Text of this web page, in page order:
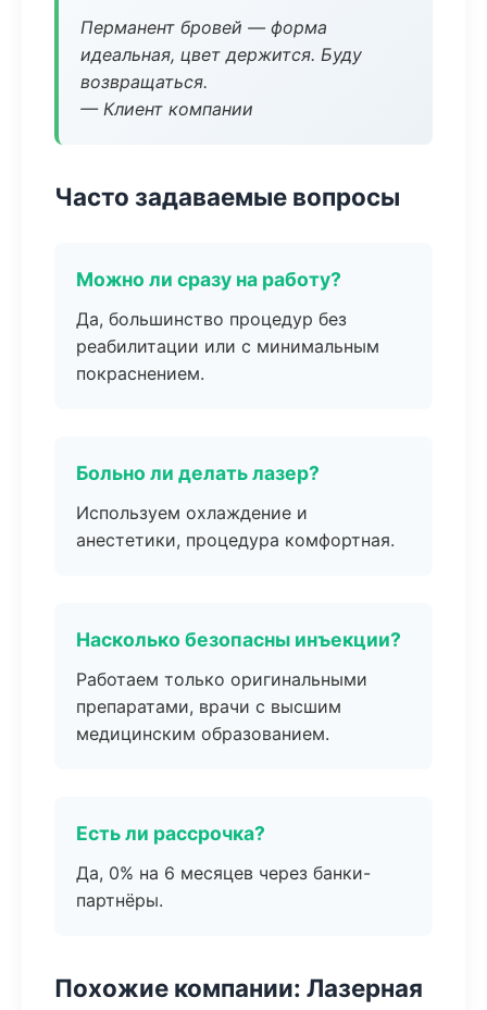
Перманент бровей — форма
идеальная, цвет держится. Буду
возвращаться.
— Клиент компании
Часто задаваемые вопросы
Можно ли сразу на работу?
Да, большинство процедур без
реабилитации или с минимальным
покраснением.
Больно ли делать лазер?
Используем охлаждение и
анестетики, процедура комфортная.
Насколько безопасны инъекции?
Работаем только оригинальными
препаратами, врачи с высшим
медицинским образованием.
Есть ли рассрочка?
Да, 0% на 6 месяцев через банки-
партнёры.
Похожие компании: Лазерная